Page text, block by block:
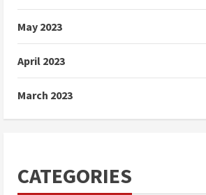
May 2023
April 2023
March 2023
CATEGORIES